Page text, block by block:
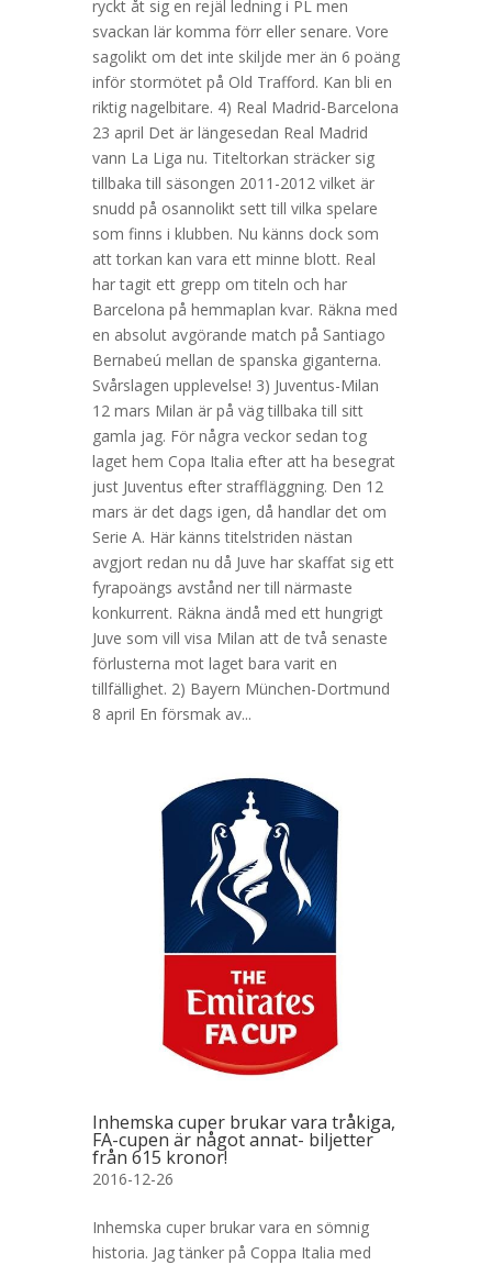
ryckt åt sig en rejäl ledning i PL men
svackan lär komma förr eller senare. Vore
sagolikt om det inte skiljde mer än 6 poäng
inför stormötet på Old Trafford. Kan bli en
riktig nagelbitare. 4) Real Madrid-Barcelona
23 april Det är längesedan Real Madrid
vann La Liga nu. Titeltorkan sträcker sig
tillbaka till säsongen 2011-2012 vilket är
snudd på osannolikt sett till vilka spelare
som finns i klubben. Nu känns dock som
att torkan kan vara ett minne blott. Real
har tagit ett grepp om titeln och har
Barcelona på hemmaplan kvar. Räkna med
en absolut avgörande match på Santiago
Bernabeú mellan de spanska giganterna.
Svårslagen upplevelse! 3) Juventus-Milan
12 mars Milan är på väg tillbaka till sitt
gamla jag. För några veckor sedan tog
laget hem Copa Italia efter att ha besegrat
just Juventus efter straffläggning. Den 12
mars är det dags igen, då handlar det om
Serie A. Här känns titelstriden nästan
avgjort redan nu då Juve har skaffat sig ett
fyrapoängs avstånd ner till närmaste
konkurrent. Räkna ändå med ett hungrigt
Juve som vill visa Milan att de två senaste
förlusterna mot laget bara varit en
tillfällighet. 2) Bayern München-Dortmund
8 april En försmak av...
Inhemska cuper brukar vara tråkiga,
FA-cupen är något annat- biljetter
från 615 kronor!
2016-12-26
Inhemska cuper brukar vara en sömnig
historia. Jag tänker på Coppa Italia med